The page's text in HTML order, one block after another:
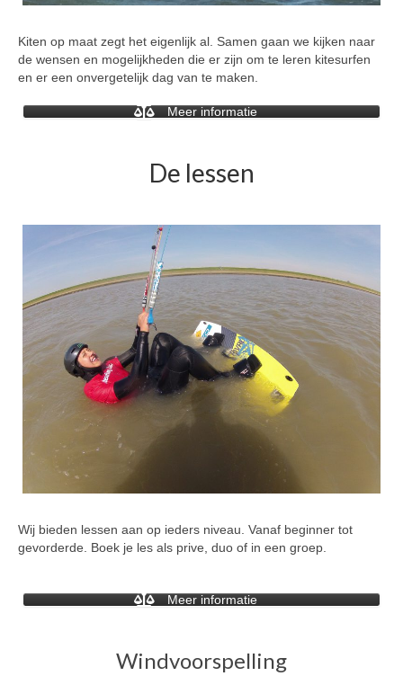
Kiten op maat zegt het eigenlijk al. Samen gaan we kijken naar
de wensen en mogelijkheden die er zijn om te leren kitesurfen
en er een onvergetelijk dag van te maken.
Meer informatie
De lessen
Wij bieden lessen aan op ieders niveau. Vanaf beginner tot
gevorderde. Boek je les als prive, duo of in een groep.
Meer informatie
Windvoorspelling